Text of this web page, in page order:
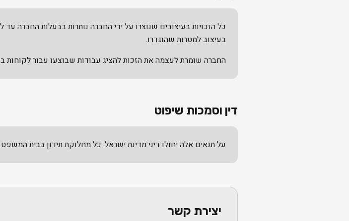
כל הזכויות בעיצובים שנוצרו על ידי החברה נותרות בבעלות
בעיצוב למטרות שהוגדרו.
החברה שומרת לעצמה את הזכות להציג עבודות שבוצעו עבור
דין וסמכות שיפוט
על תנאים אלה יחולו דיני מדינת ישראל. כל מחלוקת תידון בבית
יצירת קשר